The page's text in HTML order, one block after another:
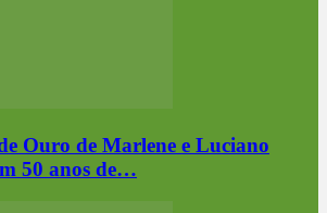
Ouro de Marlene e Luciano
50 anos de…